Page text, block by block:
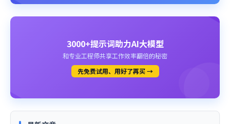
3000+提示词助力AI大模型
和专业工程师共享工作效率翻倍的秘密
先免费试用、用好了再买 →